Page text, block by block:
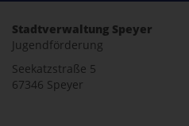
Stadtverwaltung Speyer
Jugendförderung
Seekatzstraße 5
67346 Speyer